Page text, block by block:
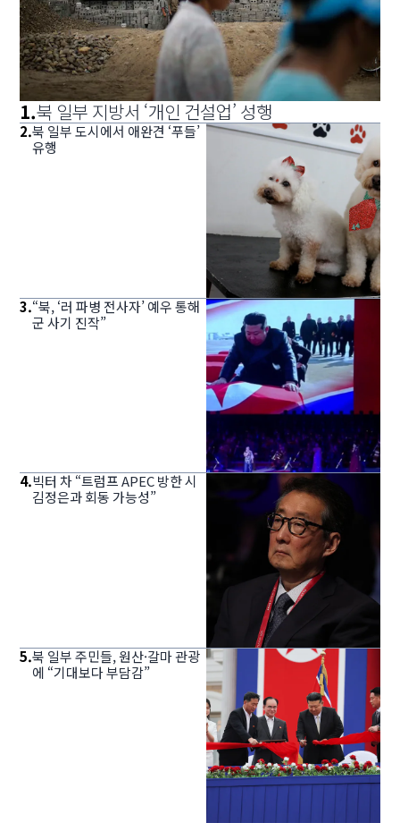
1.북 일부 지방서 ‘개인 건설업’ 성행
2.북 일부 도시에서 애완견 ‘푸들’
유행
3.“북, ‘러 파병 전사자’ 예우 통해
군 사기 진작”
4.빅터 차 “트럼프 APEC 방한 시
김정은과 회동 가능성”
5.북 일부 주민들, 원산·갈마 관광
에 “기대보다 부담감”